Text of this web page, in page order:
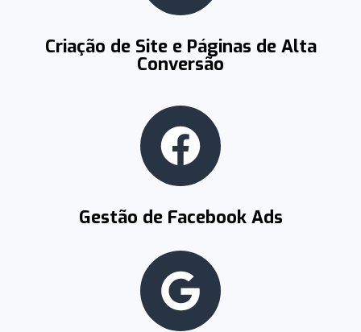
Criação de Site e Páginas de Alta
Conversão
Gestão de Facebook Ads